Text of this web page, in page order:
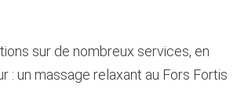
sur de nombreux services, en
: un massage relaxant au Fors Fortis